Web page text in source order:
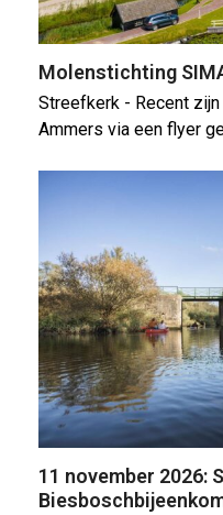
Molenstichting
Streefkerk - Recent
Ammers via een flyer
11 november 2026: